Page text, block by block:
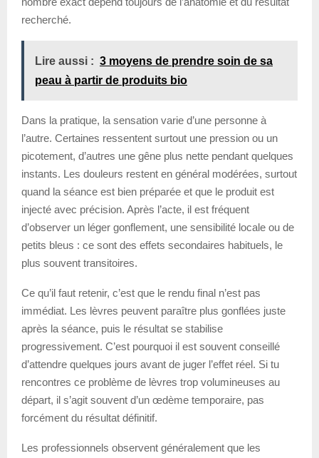
recherché.
Lire aussi : 3 moyens de prendre soin de sa
peau à partir de produits bio
Dans la pratique, la sensation varie d’une personne à
l’autre. Certaines ressentent surtout une pression ou un
picotement, d’autres une gêne plus nette pendant quelques
instants. Les douleurs restent en général modérées, surtout
quand la séance est bien préparée et que le produit est
injecté avec précision. Après l’acte, il est fréquent
d’observer un léger gonflement, une sensibilité locale ou de
petits bleus : ce sont des effets secondaires habituels, le
plus souvent transitoires.
Ce qu’il faut retenir, c’est que le rendu final n’est pas
immédiat. Les lèvres peuvent paraître plus gonflées juste
après la séance, puis le résultat se stabilise
progressivement. C’est pourquoi il est souvent conseillé
d’attendre quelques jours avant de juger l’effet réel. Si tu
rencontres ce problème de lèvres trop volumineuses au
départ, il s’agit souvent d’un œdème temporaire, pas
forcément du résultat définitif.
Les professionnels observent généralement que les